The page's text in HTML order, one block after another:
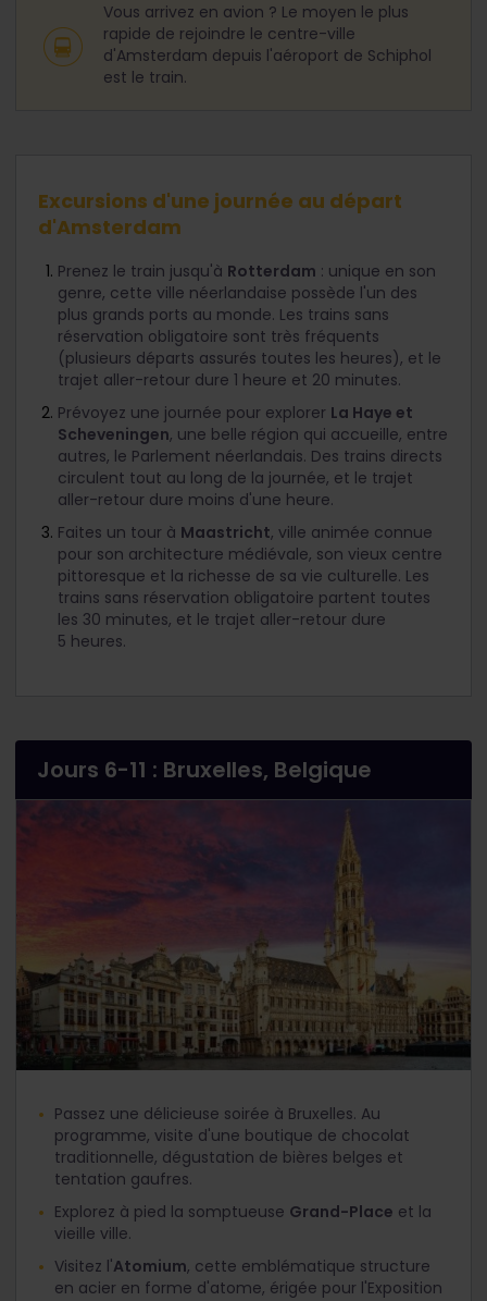
Vous arrivez en avion ? Le moyen le plus
rapide de rejoindre le centre-ville
d'Amsterdam depuis l'aéroport de Schiphol
est le train.
Excursions d'une journée au départ
d'Amsterdam
Prenez le train jusqu'à Rotterdam : unique en son
genre, cette ville néerlandaise possède l'un des
plus grands ports au monde. Les trains sans
réservation obligatoire sont très fréquents
(plusieurs départs assurés toutes les heures), et le
trajet aller-retour dure 1 heure et 20 minutes.
Prévoyez une journée pour explorer La Haye et
Scheveningen, une belle région qui accueille, entre
autres, le Parlement néerlandais. Des trains directs
circulent tout au long de la journée, et le trajet
aller-retour dure moins d'une heure.
Faites un tour à Maastricht, ville animée connue
pour son architecture médiévale, son vieux centre
pittoresque et la richesse de sa vie culturelle. Les
trains sans réservation obligatoire partent toutes
les 30 minutes, et le trajet aller-retour dure
5 heures.
Jours 6-11 : Bruxelles, Belgique
Passez une délicieuse soirée à Bruxelles. Au
programme, visite d'une boutique de chocolat
traditionnelle, dégustation de bières belges et
tentation gaufres.
Explorez à pied la somptueuse Grand-Place et la
vieille ville.
Visitez l'Atomium, cette emblématique structure
en acier en forme d'atome, érigée pour l'Exposition